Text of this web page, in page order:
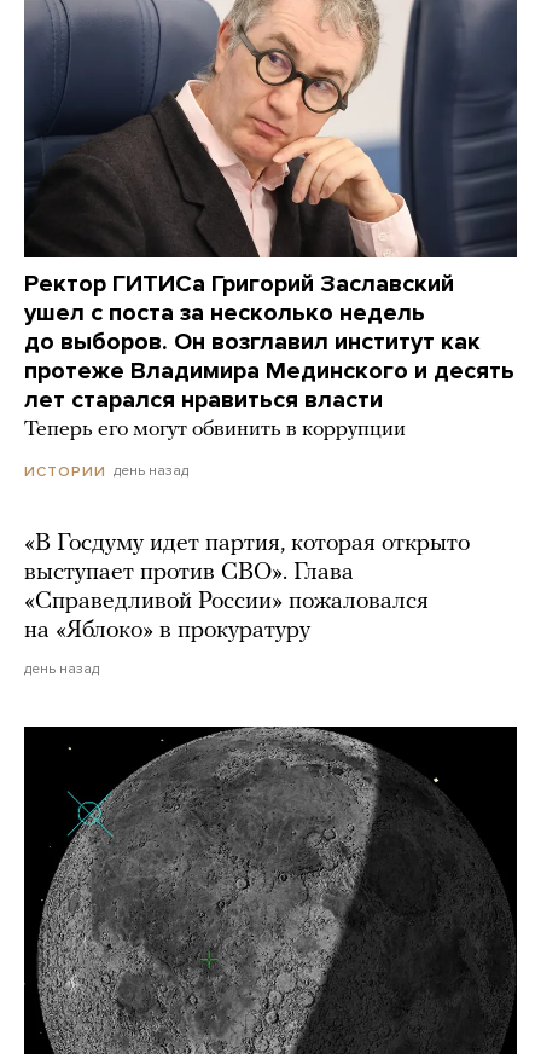
Ректор ГИТИСа Григорий Заславский
ушел с поста за несколько недель
до выборов. Он возглавил институт как
протеже Владимира Мединского и десять
лет старался нравиться власти
Теперь его могут обвинить в коррупции
ИСТОРИИ день назад
«В Госдуму идет партия, которая открыто
выступает против СВО». Глава
«Справедливой России» пожаловался
на «Яблоко» в прокуратуру
день назад